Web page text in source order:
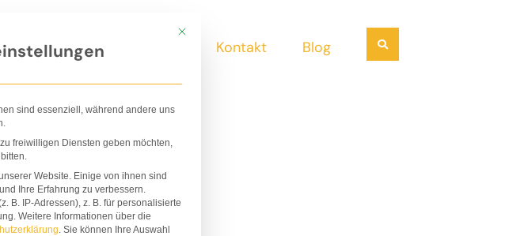
Nachhaltigkeit Kontakt Blog Suchen
Mit diesem Button wird der Dialog geschlossen. Seine Funktionalität ist
sind essenziell, während andere uns
freiwilligen Diensten geben möchten,
Website. Einige von ihnen sind
Ihre Erfahrung zu verbessern.
B. IP-Adressen), z. B. für personalisierte
Weitere Informationen über die
. Sie können Ihre Auswahl